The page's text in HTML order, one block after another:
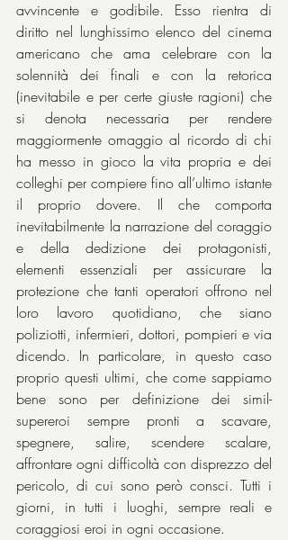
avvincente e godibile. Esso rientra di
diritto nel lunghissimo elenco del cinema
americano che ama celebrare con la
solennità dei finali e con la retorica
(inevitabile e per certe giuste ragioni) che
si denota necessaria per rendere
maggiormente omaggio al ricordo di chi
ha messo in gioco la vita propria e dei
colleghi per compiere fino all’ultimo istante
il proprio dovere. Il che comporta
inevitabilmente la narrazione del coraggio
e della dedizione dei protagonisti,
elementi essenziali per assicurare la
protezione che tanti operatori offrono nel
loro lavoro quotidiano, che siano
poliziotti, infermieri, dottori, pompieri e via
dicendo. In particolare, in questo caso
proprio questi ultimi, che come sappiamo
bene sono per definizione dei simil-
supereroi sempre pronti a scavare,
spegnere, salire, scendere scalare,
affrontare ogni difficoltà con disprezzo del
pericolo, di cui sono però consci. Tutti i
giorni, in tutti i luoghi, sempre reali e
coraggiosi eroi in ogni occasione.